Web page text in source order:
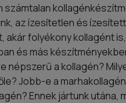
számtalan
az ízesítetlen és
akár folyékony kollagént
és más
népszerű a kollagén?
Jobb-e a
Ennek jártunk utána,